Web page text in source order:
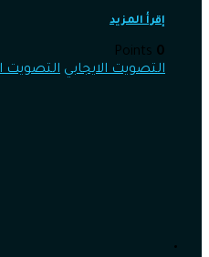
إقرأ المزيد
0
التصويت الايجابي التصويت